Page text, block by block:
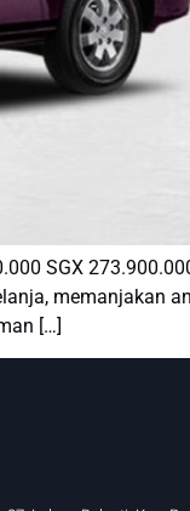
SGX
memanjakan
[…]